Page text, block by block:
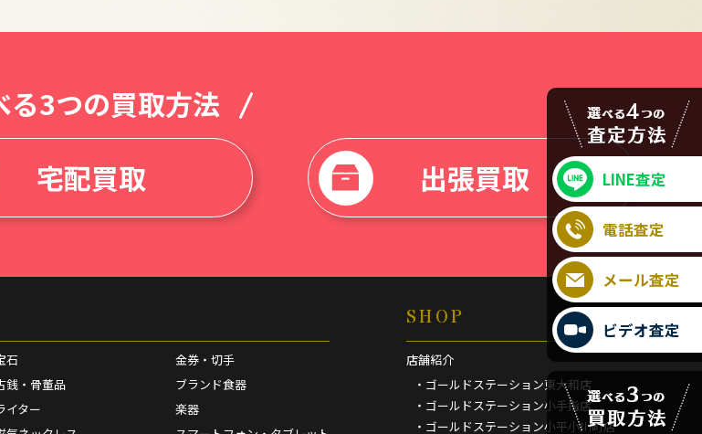
る3つの買取方法
宅配買取 出張買取
石
銭・骨董品
イター
金券・切手
ブランド食器
楽器
SHOP
店舗紹介
・ゴールドステーション東大和店
・ゴールドステーション小手指店
・ゴールドステーション小平小川町店
LINE査定
電話査定
メール査定
ビデオ査定